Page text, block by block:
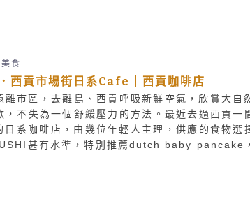
食
貢市場街日系Cafe｜西貢咖啡店
離市區，去離島、西貢呼吸新鮮空氣，欣賞大自
，不失為一個舒緩壓力的方法。最近去過西貢一
系咖啡店，由幾位年輕人主理，供應的食物選
甚有水準，特別推薦dutch baby pancake